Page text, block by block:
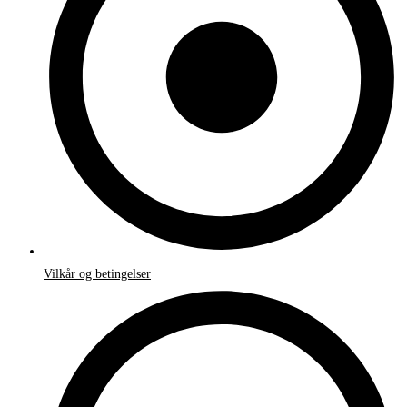
Vilkår og betingelser